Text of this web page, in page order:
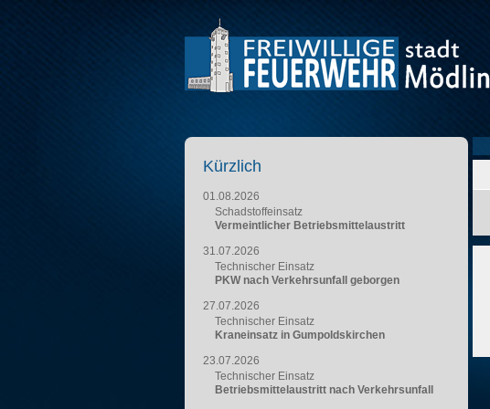
Kürzlich
01.08.2026
Schadstoffeinsatz
Vermeintlicher Betriebsmittelaustritt
31.07.2026
Technischer Einsatz
PKW nach Verkehrsunfall geborgen
27.07.2026
Technischer Einsatz
Kraneinsatz in Gumpoldskirchen
23.07.2026
Technischer Einsatz
Betriebsmittelaustritt nach Verkehrsunfall